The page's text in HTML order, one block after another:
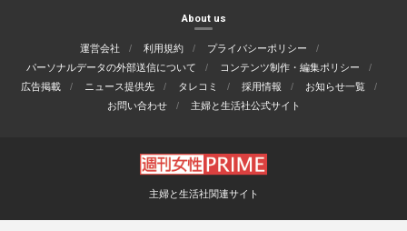
About us
運営会社 利用規約
プライバシーポリシー
パーソナルデータの外部送信について
コンテンツ制作・編集ポリシー
広告掲載
ニュース提供先 タレコミ 採用情報
お知らせ一覧
お問い合わせ
主婦と生活社公式サイト
主婦と生活社関連サイト